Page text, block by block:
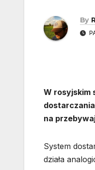
By
W rosyjskim
na
System
działa